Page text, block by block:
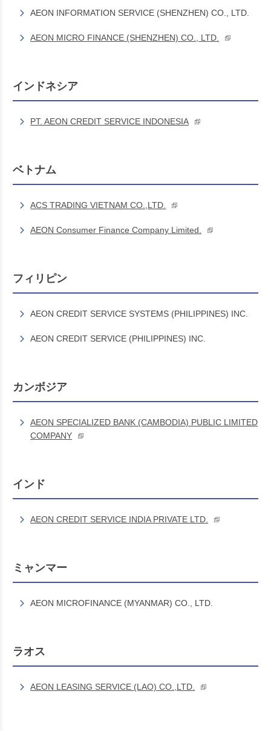
AEON INFORMATION SERVICE (SHENZHEN) CO., LTD.
AEON MICRO FINANCE (SHENZHEN) CO., LTD.
インドネシア
PT. AEON CREDIT SERVICE INDONESIA
ベトナム
ACS TRADING VIETNAM CO.,LTD.
AEON Consumer Finance Company Limited.
フィリピン
AEON CREDIT SERVICE SYSTEMS (PHILIPPINES) INC.
AEON CREDIT SERVICE (PHILIPPINES) INC.
カンボジア
AEON SPECIALIZED BANK (CAMBODIA) PUBLIC LIMITED
COMPANY
インド
AEON CREDIT SERVICE INDIA PRIVATE LTD.
ミャンマー
AEON MICROFINANCE (MYANMAR) CO., LTD.
ラオス
AEON LEASING SERVICE (LAO) CO.,LTD.